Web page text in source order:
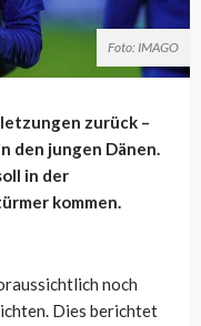
Foto: IMAGO
zurück –
den jungen Dänen.
in der
kommen.
noch
Dies berichtet